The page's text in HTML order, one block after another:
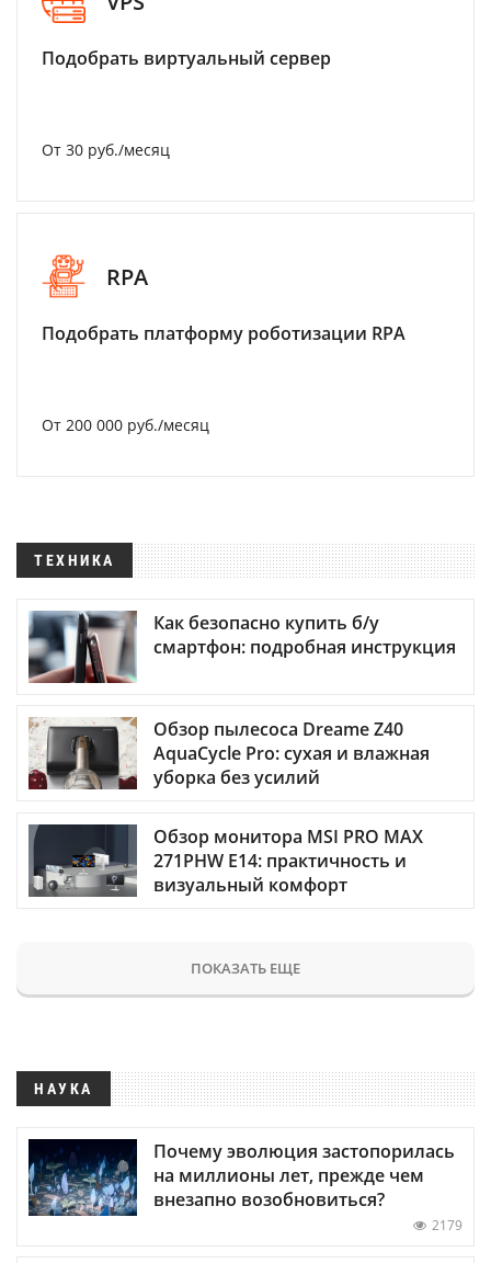
Подобрать виртуальный сервер
От 30 руб./месяц
RPA
Подобрать платформу роботизации RPA
От 200 000 руб./месяц
ТЕХНИКА
Как безопасно купить б/у
смартфон: подробная инструкция
Обзор пылесоса Dreame Z40
AquaCycle Pro: сухая и влажная
уборка без усилий
Обзор монитора MSI PRO MAX
271PHW E14: практичность и
визуальный комфорт
ПОКАЗАТЬ ЕЩЕ
НАУКА
Почему эволюция застопорилась
на миллионы лет, прежде чем
внезапно возобновиться?
2179